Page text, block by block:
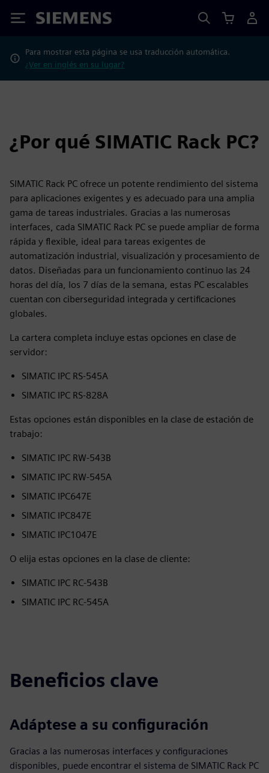
Siemens
Para mostrar esta página se usa traducción automática.
¿Ver en inglés en su lugar?
¿Por qué SIMATIC Rack PC?
SIMATIC Rack PC ofrece un potente rendimiento del sistema
para aplicaciones exigentes y es adecuado para una amplia
gama de tareas industriales. Gracias a las numerosas
interfaces, cada SIMATIC Rack PC se puede ampliar de forma
rápida y flexible, ideal para tareas exigentes de
automatización industrial, visualización y procesamiento de
datos. Diseñadas para un funcionamiento continuo las 24
horas del día, los 7 días de la semana, estas PC escalables
cuentan con ciberseguridad integrada y certificaciones
globales.
La cartera completa incluye estas opciones en clase de
servidor:
SIMATIC IPC RS-545A
SIMATIC IPC RS-828A
Estas opciones están disponibles en la clase de estación de
trabajo:
SIMATIC IPC RW-543B
SIMATIC IPC RW-545A
SIMATIC IPC647E
SIMATIC IPC847E
SIMATIC IPC1047E
O elija estas opciones en la clase de cliente:
SIMATIC IPC RC-543B
SIMATIC IPC RC-545A
Beneficios clave
Adáptese a su configuración
Gracias a las numerosas interfaces y configuraciones
disponibles, puede encontrar el sistema de SIMATIC Rack PC